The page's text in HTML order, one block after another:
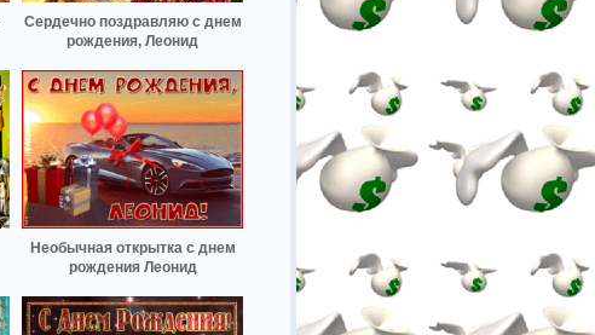
Сердечно поздравляю с днем
рождения, Леонид
Необычная открытка с днем
рождения Леонид